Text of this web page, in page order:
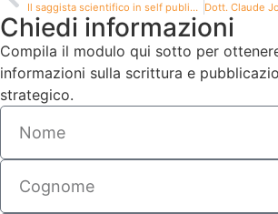
Il saggista scientifico in self publishing più letto in Italia
Chiedi informazioni
Compila il modulo qui sotto per
informazioni sulla scrittura e
strategico.